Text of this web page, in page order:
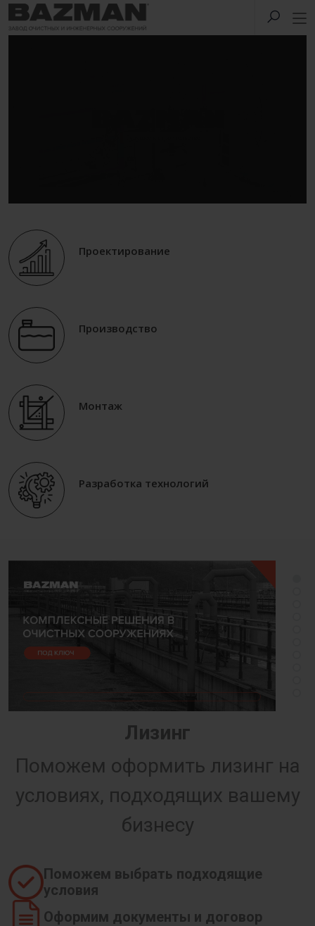
Проектирование
Производство
Монтаж
Разработка технологий
Лизинг
Поможем оформить лизинг на
условиях, подходящих вашему
бизнесу
Поможем выбрать подходящие
условия
Оформим документы и договор